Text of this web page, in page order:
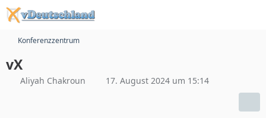
Konferenzzentrum
vX
Aliyah Chakroun 17. August 2024 um 15:14